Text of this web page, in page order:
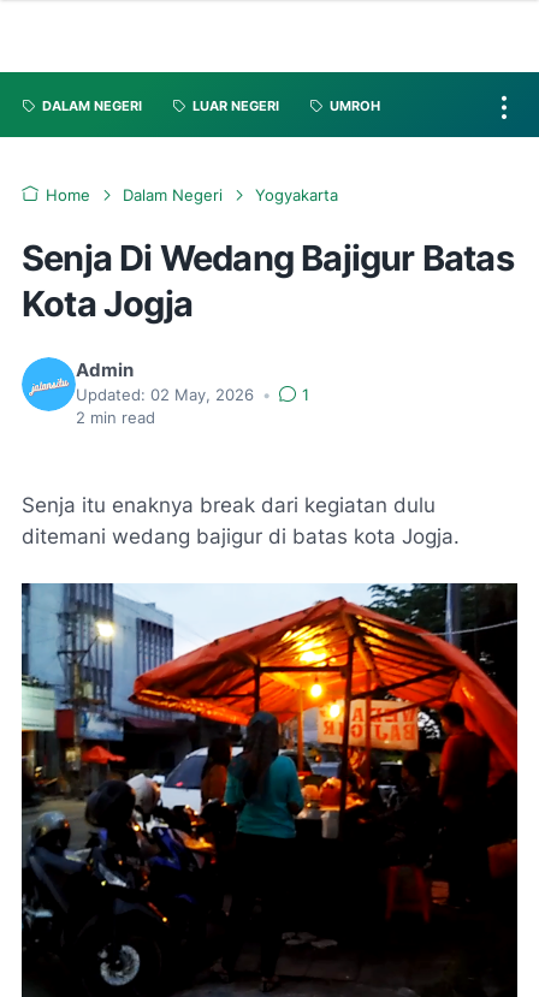
DALAM NEGERI LUAR NEGERI UMROH
Home Dalam Negeri Yogyakarta
Senja Di Wedang Bajigur Batas
Kota Jogja
Admin
Updated: 02 May, 2026 •
1
2 min read
Senja itu enaknya break dari kegiatan dulu
ditemani wedang bajigur di batas kota Jogja.